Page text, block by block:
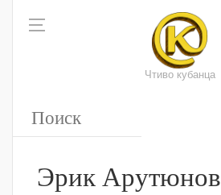
Чтиво кубанца
Эрик Арутюнов